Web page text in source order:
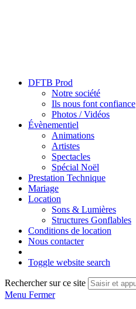
DFTB Prod
Notre société
Ils nous font confiance
Photos / Vidéos
Évènementiel
Animations
Artistes
Spectacles
Spécial Noël
Prestation Technique
Mariage
Location
Sons & Lumières
Structures Gonflables
Conditions de location
Nous contacter
Toggle website search
Rechercher sur ce site
Menu Fermer